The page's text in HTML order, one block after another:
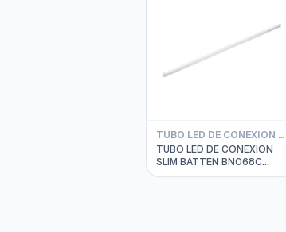
TUBO LED DE CONEXION SLIM BATTEN PHILIPS
TUBO LED DE CONEXION
SLIM BATTEN BN068C
L=1200MM 14W 4000K